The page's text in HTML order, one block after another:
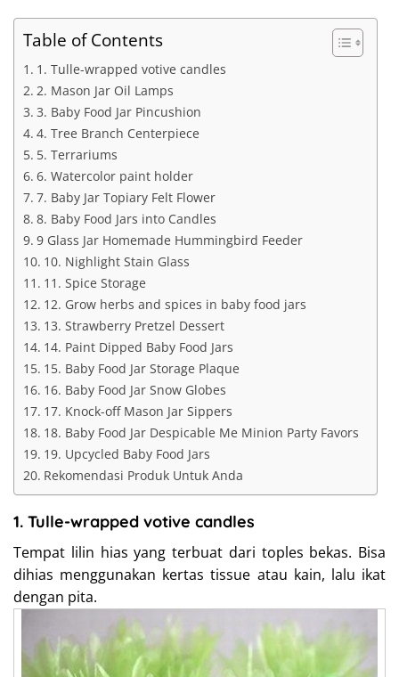
Table of Contents
1. Tulle-wrapped votive candles
2. Mason Jar Oil Lamps
3. Baby Food Jar Pincushion
4. Tree Branch Centerpiece
5. Terrariums
6. Watercolor paint holder
7. Baby Jar Topiary Felt Flower
8. Baby Food Jars into Candles
9 Glass Jar Homemade Hummingbird Feeder
10. Nighlight Stain Glass
11. Spice Storage
12. Grow herbs and spices in baby food jars
13. Strawberry Pretzel Dessert
14. Paint Dipped Baby Food Jars
15. Baby Food Jar Storage Plaque
16. Baby Food Jar Snow Globes
17. Knock-off Mason Jar Sippers
18. Baby Food Jar Despicable Me Minion Party Favors
19. Upcycled Baby Food Jars
Rekomendasi Produk Untuk Anda
1. Tulle-wrapped votive candles
Tempat lilin hias yang terbuat dari toples bekas. Bisa
dihias menggunakan kertas tissue atau kain, lalu ikat
dengan pita.